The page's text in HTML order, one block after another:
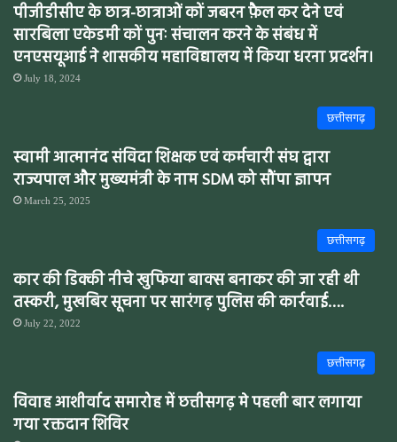
पीजीडीसीए के छात्र-छात्राओं कों जबरन फ़ैल कर देने एवं
सारबिला एकेडमी कों पुनः संचालन करने के संबंध में
एनएसयूआई ने शासकीय महाविद्यालय में किया धरना प्रदर्शन।
July 18, 2024
छत्तीसगढ़
स्वामी आत्मानंद संविदा शिक्षक एवं कर्मचारी संघ द्वारा
राज्यपाल और मुख्यमंत्री के नाम SDM को सौंपा ज्ञापन
March 25, 2025
छत्तीसगढ़
कार की डिक्की नीचे खुफिया बाक्स बनाकर की जा रही थी
तस्करी, मुखबिर सूचना पर सारंगढ़ पुलिस की कार्रवाई….
July 22, 2022
छत्तीसगढ़
विवाह आशीर्वाद समारोह में छत्तीसगढ़ मे पहली बार लगाया
गया रक्तदान शिविर